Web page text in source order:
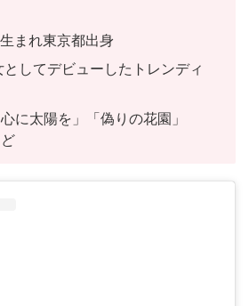
まれ東京都出身
してデビューしたトレンディ
に太陽を」「偽りの花園」